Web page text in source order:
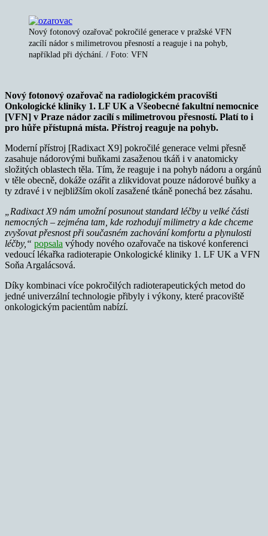
Nový fotonový ozařovač pokročilé generace v pražské VFN
zacílí nádor s milimetrovou přesností a reaguje i na pohyb,
například při dýchání. / Foto: VFN
Nový fotonový ozařovač na radiologickém pracovišti
Onkologické kliniky 1. LF UK a Všeobecné fakultní nemocnice
[VFN] v Praze nádor zacílí s milimetrovou přesností. Platí to i
pro hůře přístupná místa. Přístroj reaguje na pohyb.
Moderní přístroj [Radixact X9] pokročilé generace velmi přesně
zasahuje nádorovými buňkami zasaženou tkáň i v anatomicky
složitých oblastech těla. Tím, že reaguje i na pohyb nádoru a orgánů
v těle obecně, dokáže ozářit a zlikvidovat pouze nádorové buňky a
ty zdravé i v nejbližším okolí zasažené tkáně ponechá bez zásahu.
„Radixact X9 nám umožní posunout standard léčby u velké části
nemocných – zejména tam, kde rozhodují milimetry a kde chceme
zvyšovat přesnost při současném zachování komfortu a plynulosti
léčby,“ popsala výhody nového ozařovače na tiskové konferenci
vedoucí lékařka radioterapie Onkologické kliniky 1. LF UK a VFN
Soňa Argalácsová.
Díky kombinaci více pokročilých radioterapeutických metod do
jedné univerzální technologie přibyly i výkony, které pracoviště
onkologickým pacientům nabízí.